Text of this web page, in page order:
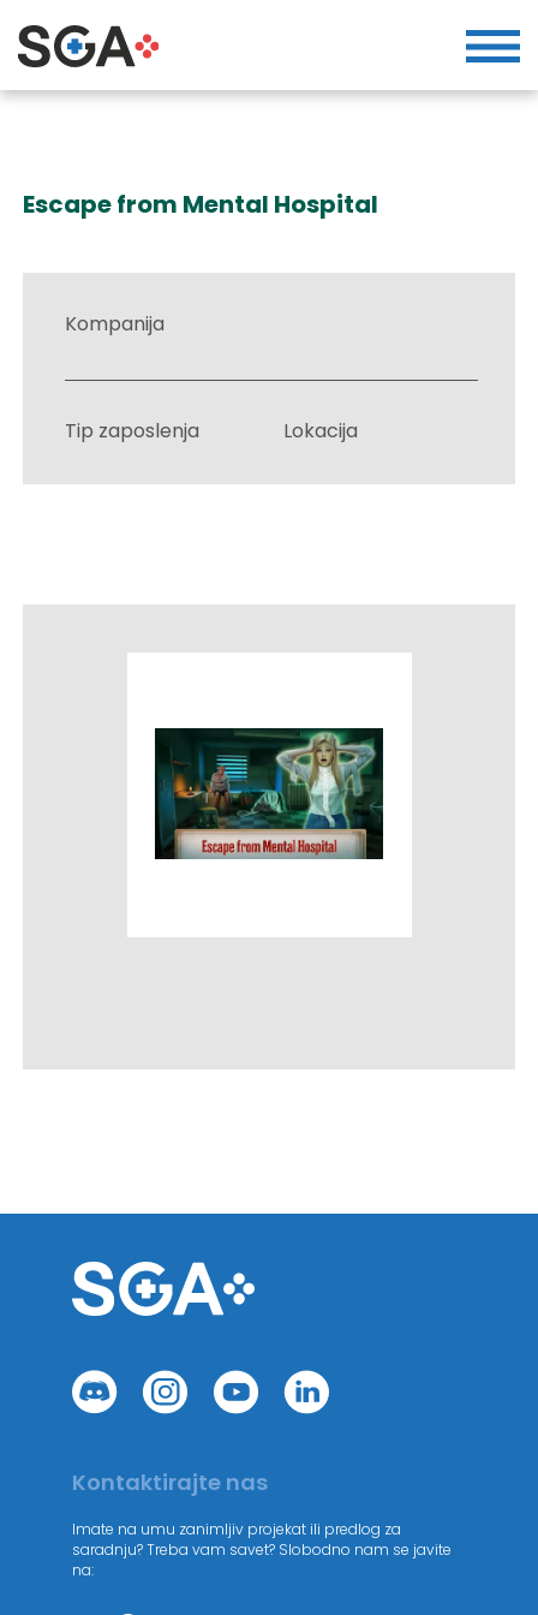
Escape from Mental Hospital
Kompanija
Tip zaposlenja Lokacija
Kontaktirajte nas
Imate na umu zanimljiv projekat ili predlog za
saradnju? Treba vam savet? Slobodno nam se javite
na: